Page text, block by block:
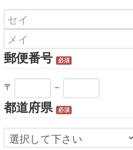
郵便番号 必須
〒 －
都道府県 必須